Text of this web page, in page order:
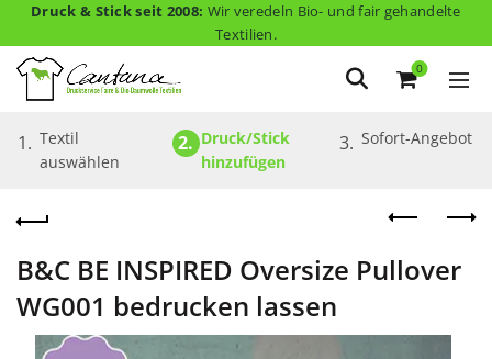
Druck & Stick seit 2008: Wir veredeln Bio- und fair gehandelte
Textilien.
0
1. Textil
auswählen
2. Druck/Stick
hinzufügen
3. Sofort-Angebot
B&C BE INSPIRED Oversize Pullover
WG001 bedrucken lassen